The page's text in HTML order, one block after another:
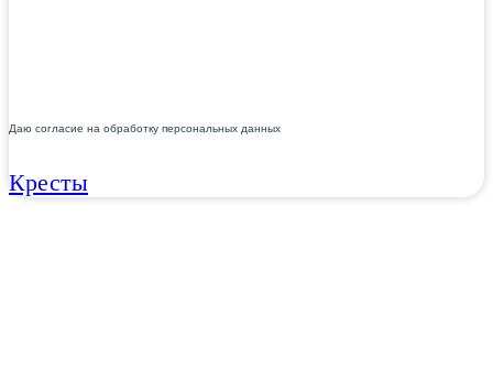
Даю согласие на обработку персональных данных
Кресты